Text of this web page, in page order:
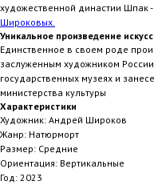
художественной династии Шпак
Широковых.
Уникальное произведение
Единственное в своем роде
заслуженным художником
государственных музеях и
министерства культуры
Характеристики
Художник: Андрей Широков
Жанр: Натюрморт
Размер: Средние
Ориентация: Вертикальные
Год: 2023